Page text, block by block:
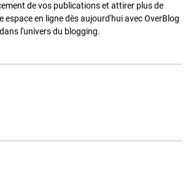
de vos publications et attirer plus de
espace en ligne dès aujourd'hui avec OverBlog
l'univers du blogging.